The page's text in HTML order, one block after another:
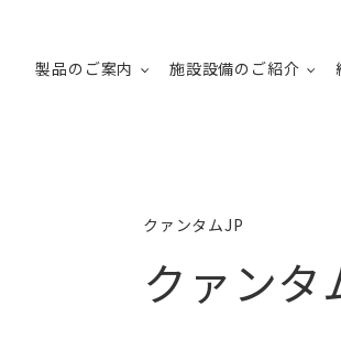
製品のご案内 施設設備のご紹介
クァンタムJP
クァンタ